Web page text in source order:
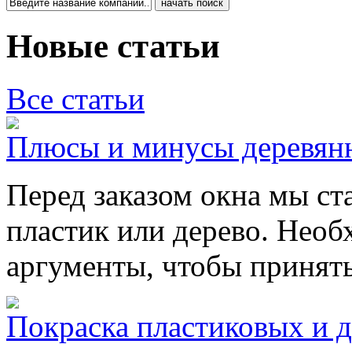
Новые статьи
Все статьи
Плюсы и минусы
Перед заказом окна мы
пластик или дерево.
аргументы, чтобы
Покраска пластиковых и